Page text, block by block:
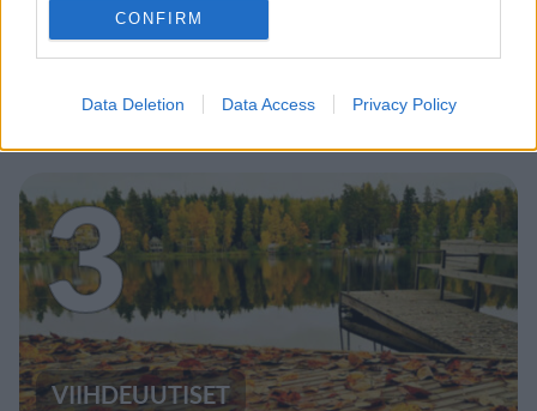
CONFIRM
Data Deletion Data Access Privacy Policy
Finnairin lennoista osan lentää
jatkossa toinen lentoyhtiö –
matkustajille tärkeä rajoitus
3
VIIHDEUUTISET